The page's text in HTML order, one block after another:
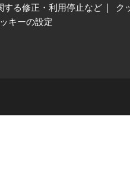
する修正・利用停止など ク
キーの設定